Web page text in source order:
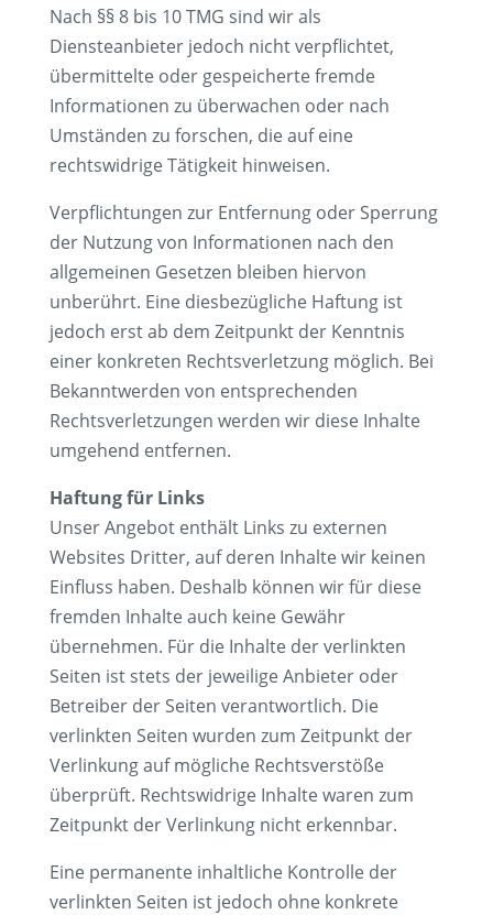
Nach §§ 8 bis 10 TMG sind wir als
Diensteanbieter jedoch nicht verpflichtet,
übermittelte oder gespeicherte fremde
Informationen zu überwachen oder nach
Umständen zu forschen, die auf eine
rechtswidrige Tätigkeit hinweisen.
Verpflichtungen zur Entfernung oder Sperrung
der Nutzung von Informationen nach den
allgemeinen Gesetzen bleiben hiervon
unberührt. Eine diesbezügliche Haftung ist
jedoch erst ab dem Zeitpunkt der Kenntnis
einer konkreten Rechtsverletzung möglich. Bei
Bekanntwerden von entsprechenden
Rechtsverletzungen werden wir diese Inhalte
umgehend entfernen.
Haftung für Links
Unser Angebot enthält Links zu externen
Websites Dritter, auf deren Inhalte wir keinen
Einfluss haben. Deshalb können wir für diese
fremden Inhalte auch keine Gewähr
übernehmen. Für die Inhalte der verlinkten
Seiten ist stets der jeweilige Anbieter oder
Betreiber der Seiten verantwortlich. Die
verlinkten Seiten wurden zum Zeitpunkt der
Verlinkung auf mögliche Rechtsverstöße
überprüft. Rechtswidrige Inhalte waren zum
Zeitpunkt der Verlinkung nicht erkennbar.
Eine permanente inhaltliche Kontrolle der
verlinkten Seiten ist jedoch ohne konkrete